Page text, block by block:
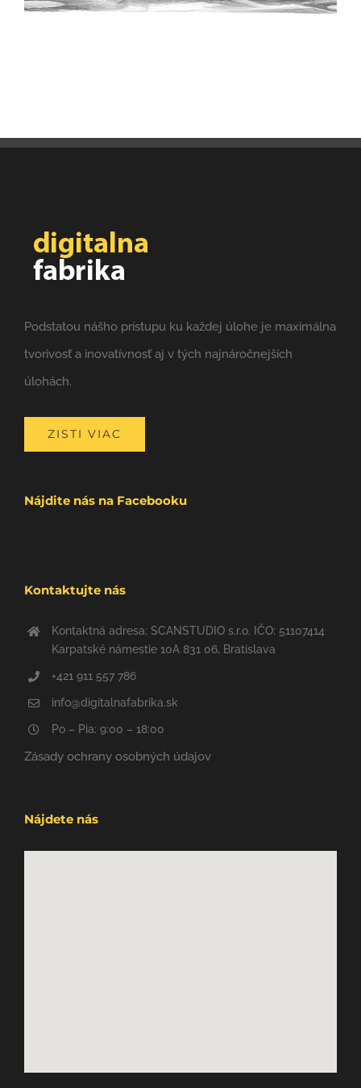
Podstatou nášho prístupu ku každej úlohe je maximálna
tvorivosť a inovatívnosť aj v tých najnáročnejších
úlohách.
ZISTI VIAC
Nájdite nás na Facebooku
Kontaktujte nás
Kontaktná adresa: SCANSTUDIO s.r.o. IČO: 51107414
Karpatské námestie 10A 831 06, Bratislava
+421 911 557 786
info@digitalnafabrika.sk
Po – Pia: 9:00 – 18:00
Zásady ochrany osobných údajov
Nájdete nás